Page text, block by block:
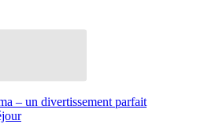
– un divertissement parfait